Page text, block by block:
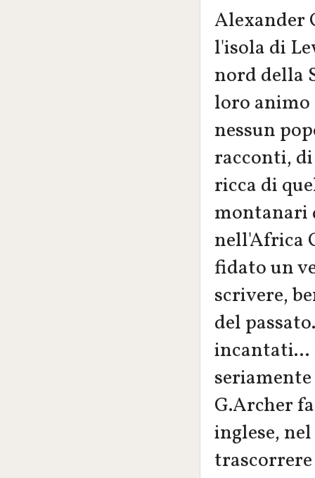
Alexander
l'isola di
nord della
loro animo
nessun
racconti,
ricca di
montanari
nell'Africa
fidato un
scrivere,
del
incantati...
G.Archer
inglese,